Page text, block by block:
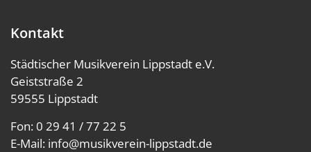
Kontakt
Städtischer Musikverein Lippstadt e.V.
Geiststraße 2
59555 Lippstadt
Fon: 0 29 41 / 77 22 5
E-Mail: info@musikverein-lippstadt.de